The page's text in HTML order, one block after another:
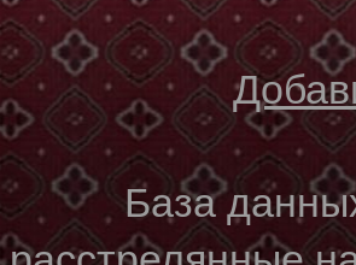
База